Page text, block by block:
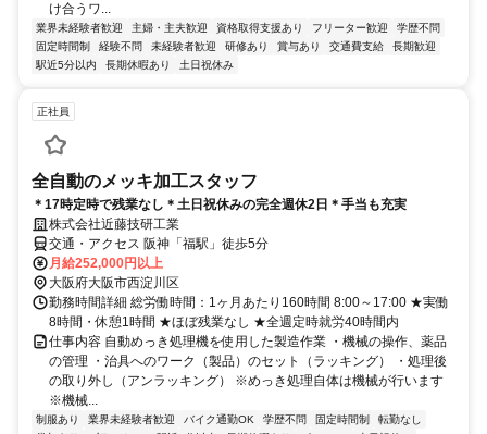
け合うワ...
業界未経験者歓迎 主婦・主夫歓迎 資格取得支援あり フリーター歓迎
学歴不問
固定時間制
経験不問 未経験者歓迎 研修あり 賞与あり 交通費支給
長期歓迎
駅近5分以内
長期休暇あり 土日祝休み
正社員
全自動のメッキ加工スタッフ
＊17時定時で残業なし＊土日祝休みの完全週休2日＊手当も充実
株式会社近藤技研工業
交通・アクセス 阪神「福駅」徒歩5分
月給252,000円以上
大阪府大阪市西淀川区
勤務時間詳細 総労働時間：1ヶ月あたり160時間 8:00～17:00 ★実働
8時間・休憩1時間 ★ほぼ残業なし ★全週定時就労40時間内
仕事内容 自動めっき処理機を使用した製造作業 ・機械の操作、薬品
の管理 ・治具へのワーク（製品）のセット（ラッキング） ・処理後
の取り外し（アンラッキング） ※めっき処理自体は機械が行います
※機械...
制服あり 業界未経験者歓迎 バイク通勤OK 学歴不問 固定時間制
転勤なし